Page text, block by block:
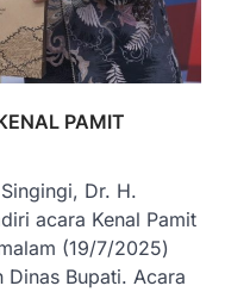
PAMIT
Dr. H.
acara Kenal Pamit
(19/7/2025)
Bupati. Acara